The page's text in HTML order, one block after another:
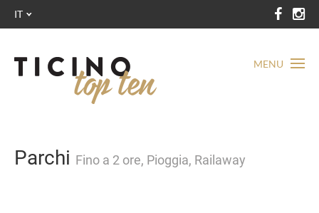
MENU
IT
Parchi Fino a 2 ore, Pioggia, Railaway